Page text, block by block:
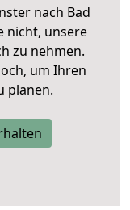
nach Bad
nicht, unsere
zu nehmen.
um Ihren
planen.